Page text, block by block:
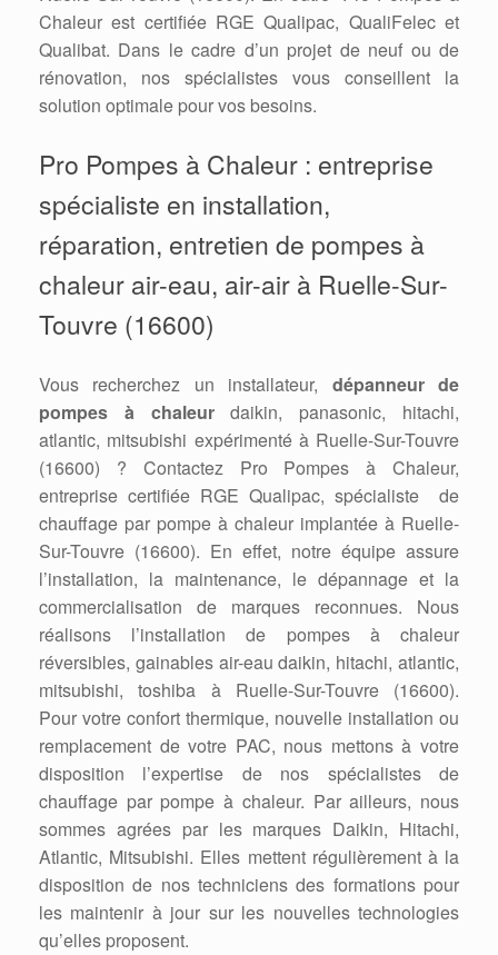
Chaleur est certifiée RGE Qualipac, QualiFelec et
Qualibat. Dans le cadre d’un projet de neuf ou de
rénovation, nos spécialistes vous conseillent la
solution optimale pour vos besoins.
Pro Pompes à Chaleur : entreprise
spécialiste en installation,
réparation, entretien de pompes à
chaleur air-eau, air-air à Ruelle-Sur-
Touvre (16600)
Vous recherchez un installateur, dépanneur de
pompes à chaleurdaikin, panasonic, hitachi,
atlantic, mitsubishi expérimenté à Ruelle-Sur-Touvre
(16600) ? Contactez Pro Pompes à Chaleur,
entreprise certifiée RGE Qualipac, spécialiste de
chauffage par pompe à chaleur implantée à Ruelle-
Sur-Touvre (16600). En effet, notre équipe assure
l’installation, la maintenance, le dépannage et la
commercialisation de marques reconnues. Nous
réalisons l’installation de pompes à chaleur
réversibles, gainables air-eau daikin, hitachi, atlantic,
mitsubishi, toshiba à Ruelle-Sur-Touvre (16600).
Pour votre confort thermique, nouvelle installation ou
remplacement de votre PAC, nous mettons à votre
disposition l’expertise de nos spécialistes de
chauffage par pompe à chaleur. Par ailleurs, nous
sommes agrées par les marques Daikin, Hitachi,
Atlantic, Mitsubishi. Elles mettent régulièrement à la
disposition de nos techniciens des formations pour
les maintenir à jour sur les nouvelles technologies
qu’elles proposent.